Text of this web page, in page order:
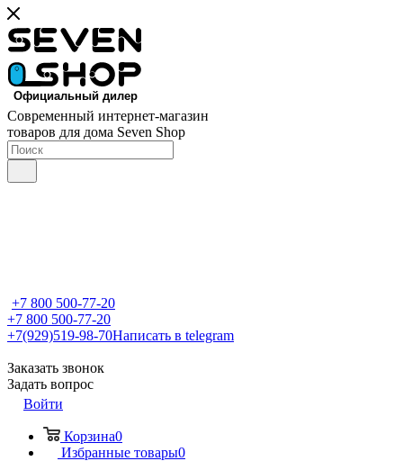
Современный интернет-магазин
товаров для дома Seven Shop
+7 800 500-77-20
+7 800 500-77-20
+7(929)519-98-70Написать в telegram
Заказать звонок
Задать вопрос
Войти
Корзина0
Избранные товары0